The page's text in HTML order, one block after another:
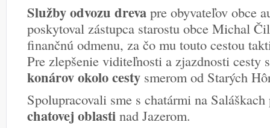
Služby odvozu drevapre obyvateľov obce
poskytoval zástupca starostu obce Michal
finančnú odmenu, za čo mu touto cestou
Pre zlepšenie viditeľnosti a zjazdnosti cesty
konárov okolo cestysmerom od Starých
Spolupracovali sme s chatármi na
chatovej oblastinad Jazerom.